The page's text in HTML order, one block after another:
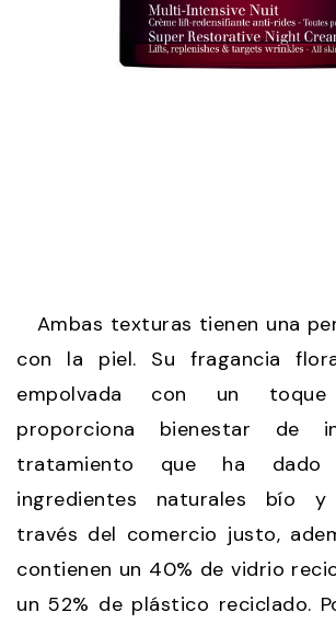
Ambas texturas tienen una
con la piel. Su fragancia
empolvada con un
proporciona bienestar de
tratamiento que ha
ingredientes naturales bío
través del comercio justo,
contienen un 40% de vidrio
un 52% de plástico reciclado.